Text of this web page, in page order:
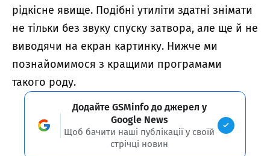
рідкісне явище. Подібні утиліти здатні знімати
не тільки без звуку спуску затвора, але ще й не
виводячи на екран картинку. Нижче ми
познайомимося з кращими програмами
такого роду.
Додайте GSMinfo до джерел у
Google News
Щоб бачити наші публікації у своїй
стрічці новин